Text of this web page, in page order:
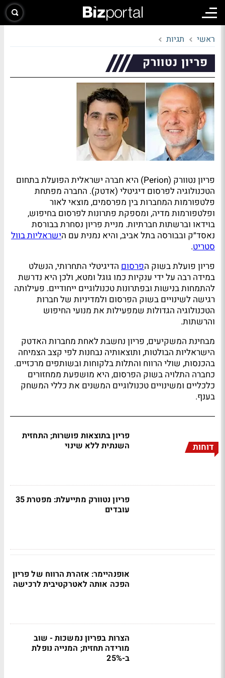
ראשי תגיות
פריון נטוורק
פריון נטוורק (Perion) היא חברה ישראלית הפועלת בתחום
הטכנולוגיה לפרסום דיגיטלי (אדטק). החברה מפתחת
פלטפורמות המחברות בין מפרסמים, מוצאי לאור
ופלטפורמות מדיה, ומספקת פתרונות לפרסום בחיפוש,
בוידאו וברשתות חברתיות. מניית פריון נסחרת בבורסת
נאסד״ק ובבורסה בתל אביב, והיא נמנית עם הישראליות בוול
סטריט.
פריון פועלת בשוק הפרסום הדיגיטלי התחרותי, הנשלט
במידה רבה על ידי ענקיות כמו גוגל ומטא, ולכן היא נדרשת
להתמחות בנישות ובפתרונות טכנולוגיים ייחודיים. פעילותה
רגישה לשינויים בשוק הפרסום ולמדיניות של חברות
הטכנולוגיה הגדולות שמפעילות את מנועי החיפוש
והרשתות.
מבחינת המשקיעים, פריון נחשבת לאחת מחברות האדטק
הישראליות הבולטות, ותוצאותיה נבחנות לפי קצב הצמיחה
בהכנסות, שולי הרווח והתלות בלקוחות ובשותפים מרכזיים.
כחברה התלויה בשוק הפרסום, היא מושפעת ממחזורים
כלכליים ומשינויים טכנולוגיים המשנים את כללי המשחק
בענף.
דוחות
פריון בתוצאות פושרות; התחזית
השנתית ללא שינוי
פריון נטוורק מתייעלת: מפטרת 35
עובדים
אופנהיימר: אזהרת הרווח של פריון
הפכה אותה לאטרקטיבית לרכישה
הצרות בפריון נמשכות - שוב
מורידה תחזית; המנייה נופלת
ב-25%